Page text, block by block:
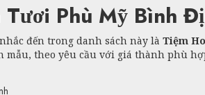
Phù Mỹ Bình
đến trong danh sách này là Tiệm
mẫu, theo yêu cầu với giá thành phù